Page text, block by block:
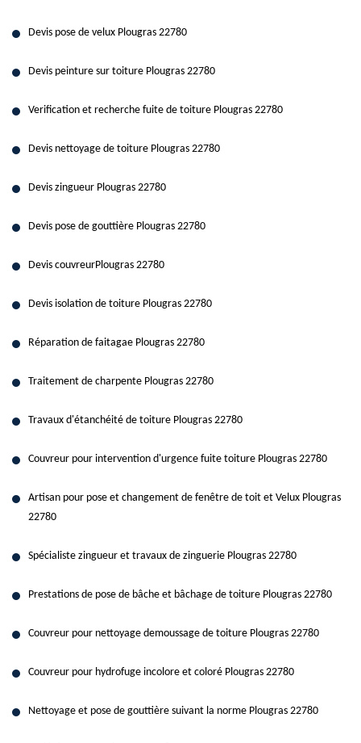
Devis pose de velux Plougras 22780
Devis peinture sur toiture Plougras 22780
Verification et recherche fuite de toiture Plougras 22780
Devis nettoyage de toiture Plougras 22780
Devis zingueur Plougras 22780
Devis pose de gouttière Plougras 22780
Devis couvreurPlougras 22780
Devis isolation de toiture Plougras 22780
Réparation de faitagae Plougras 22780
Traitement de charpente Plougras 22780
Travaux d'étanchéité de toiture Plougras 22780
Couvreur pour intervention d'urgence fuite toiture Plougras 22780
Artisan pour pose et changement de fenêtre de toit et Velux Plougras
22780
Spécialiste zingueur et travaux de zinguerie Plougras 22780
Prestations de pose de bâche et bâchage de toiture Plougras 22780
Couvreur pour nettoyage demoussage de toiture Plougras 22780
Couvreur pour hydrofuge incolore et coloré Plougras 22780
Nettoyage et pose de gouttière suivant la norme Plougras 22780